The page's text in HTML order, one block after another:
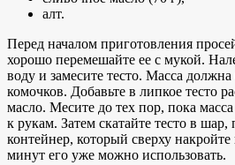
алт.
Перед началом приготовления
хорошо перемешайте ее с мукой.
воду и замесите тесто. Масса
комочков. Добавьте в липкое тесто
масло. Месите до тех пор, пока
к рукам. Затем скатайте тесто в шар,
контейнер, который сверху
минут его уже можно использовать.